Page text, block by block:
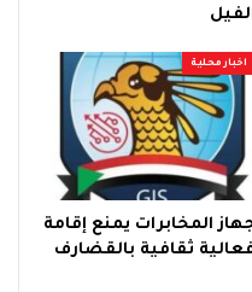
اخبار محلية
المخابرات يمنع إقامة
ثقافية بالقضارف